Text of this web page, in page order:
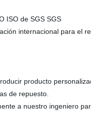
ISO de SGS SGS
internacional para el
producto
de repuesto.
a nuestro ingeniero